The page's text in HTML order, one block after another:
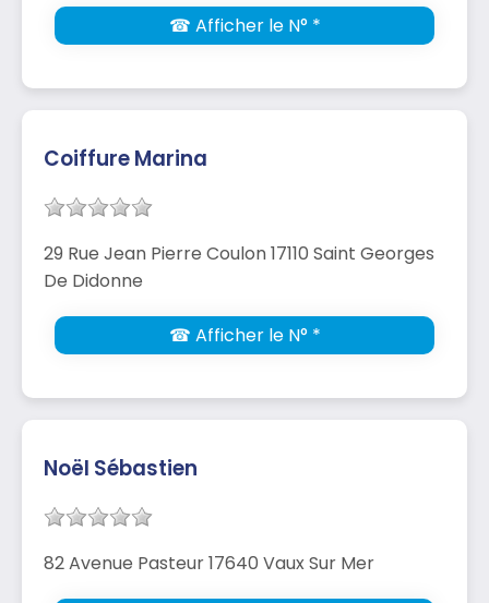
☎ Afficher le N° *
Coiffure Marina
29 Rue Jean Pierre Coulon 17110 Saint Georges
De Didonne
☎ Afficher le N° *
Noël Sébastien
82 Avenue Pasteur 17640 Vaux Sur Mer